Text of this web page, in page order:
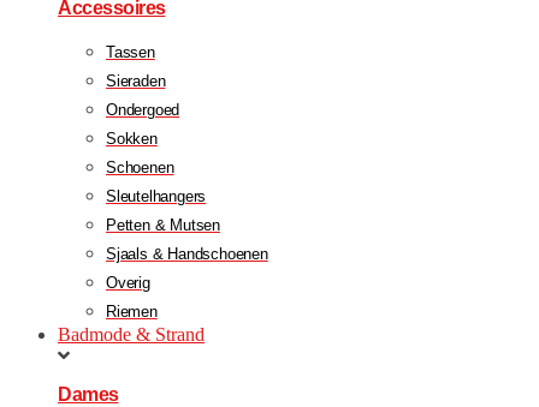
Accessoires
Tassen
Sieraden
Ondergoed
Sokken
Schoenen
Sleutelhangers
Petten & Mutsen
Sjaals & Handschoenen
Overig
Riemen
Badmode & Strand
Dames